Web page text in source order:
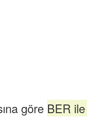
göre BER